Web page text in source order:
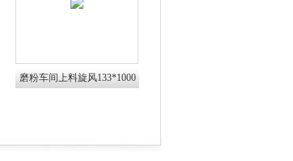
磨粉车间上料旋风133*1000